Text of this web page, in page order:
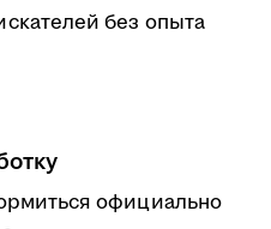
без опыта
официально